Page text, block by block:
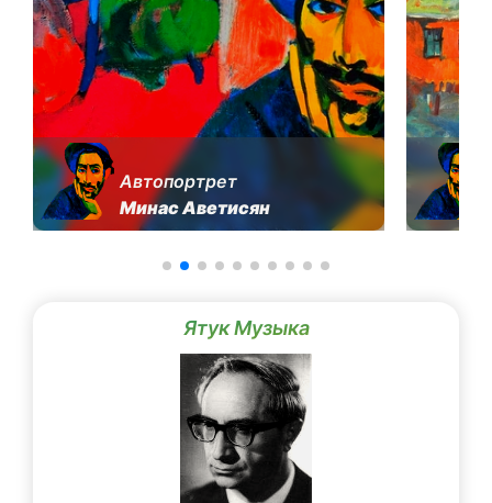
Автопортрет
Минас Аветисян
Ятук Музыка